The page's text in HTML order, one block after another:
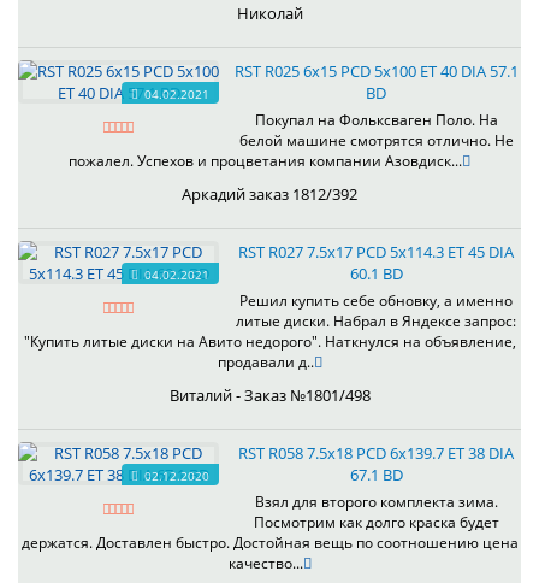
Николай
04.02.2021
RST R025 6x15 PCD 5x100 ET 40 DIA 57.1
BD
Покупал на Фольксваген Поло. На
белой машине смотрятся отлично. Не
пожалел. Успехов и процветания компании Азовдиск...
Аркадий заказ 1812/392
04.02.2021
RST R027 7.5x17 PCD 5x114.3 ET 45 DIA
60.1 BD
Решил купить себе обновку, а именно
литые диски. Набрал в Яндексе запрос:
"Купить литые диски на Авито недорого". Наткнулся на объявление,
продавали д..
Виталий - Заказ №1801/498
02.12.2020
RST R058 7.5x18 PCD 6x139.7 ET 38 DIA
67.1 BD
Взял для второго комплекта зима.
Посмотрим как долго краска будет
держатся. Доставлен быстро. Достойная вещь по соотношению цена
качество...